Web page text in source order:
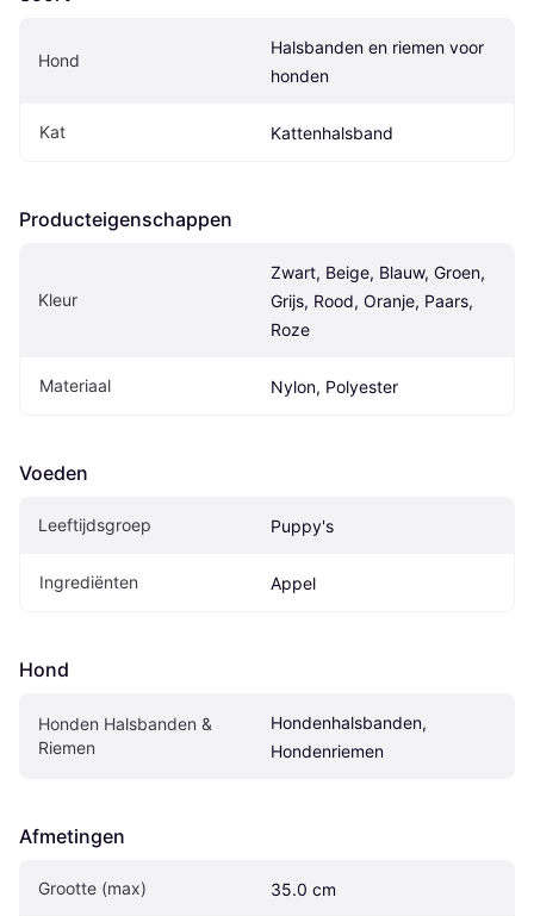
Hond
Halsbanden en riemen voor
honden
Kat Kattenhalsband
Producteigenschappen
Kleur
Zwart, Beige, Blauw, Groen,
Grijs, Rood, Oranje, Paars,
Roze
Materiaal Nylon, Polyester
Voeden
Leeftijdsgroep Puppy's
Ingrediënten Appel
Hond
Honden Halsbanden &
Riemen
Hondenhalsbanden,
Hondenriemen
Afmetingen
Grootte (max) 35.0 cm